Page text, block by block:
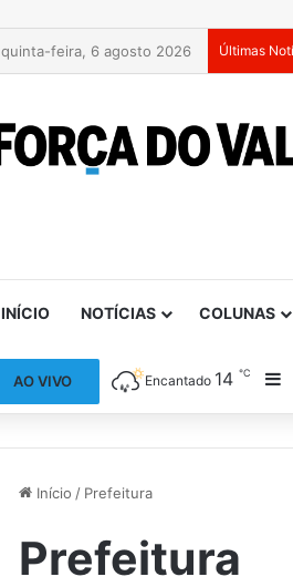
quinta-feira, 6 agosto 2026 Últimas
INÍCIO NOTÍCIAS COLUNAS
AO VIVO Encantado 14℃
Início / Prefeitura
Prefeitura